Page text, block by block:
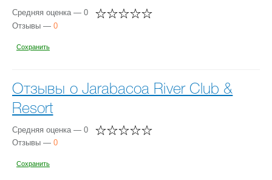
Средняя оценка — 0
Отзывы — 0
Сохранить
Отзывы о Jarabacoa River Club &
Resort
Средняя оценка — 0
Отзывы — 0
Сохранить